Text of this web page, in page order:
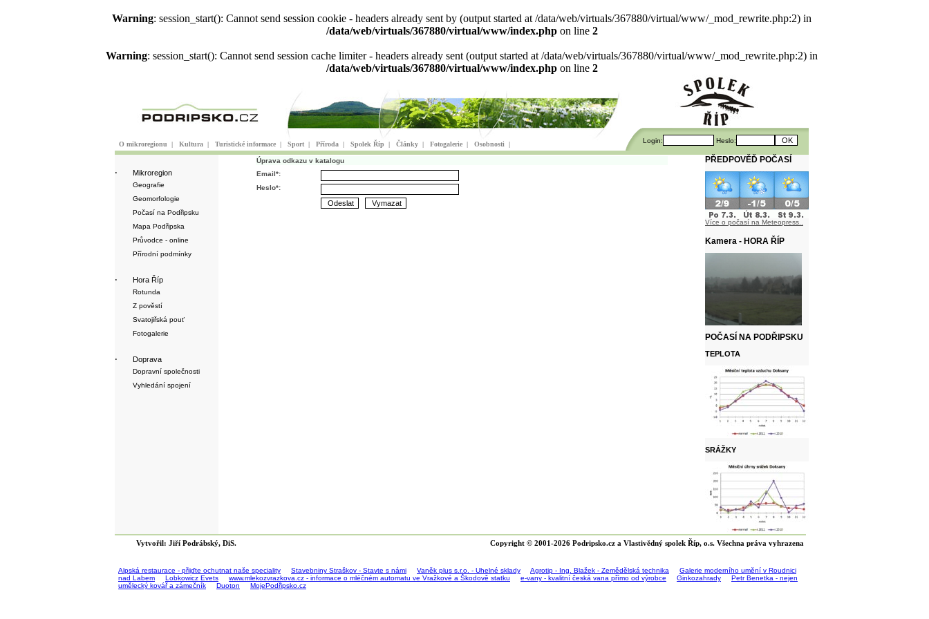
Warning: session_start(): Cannot send session cookie - headers already sent by (output started at /data/web/virtuals/367880/virtual/www/_mod_rewrite.php:2) in
/data/web/virtuals/367880/virtual/www/index.phpon line 2
Warning: session_start(): Cannot send session cache limiter - headers already sent (output started at /data/web/virtuals/367880/virtual/www/_mod_rewrite.php:2) in
/data/web/virtuals/367880/virtual/www/index.phpon line 2
O mikroregionu | Kultura | Turistické informace | Sport | Příroda | Spolek Říp | Články | Fotogalerie | Osobnosti | Login: Heslo:
· Mikroregion
Geografie
Geomorfologie
Počasí na Podřipsku
Mapa Podřipska
Průvodce - online
Přírodní podmínky
· Hora Říp
Rotunda
Z pověstí
Svatojiřská pouť
Fotogalerie
· Doprava
Dopravní společnosti
Vyhledání spojení
Úprava odkazu v katalogu
Email*:
Heslo*:
PŘEDPOVĚĎ POČASÍ
Více o počasí na Meteopress..
Kamera - HORA ŘÍP
POČASÍ NA PODŘIPSKU
TEPLOTA
SRÁŽKY
Vytvořil: Jiří Podrábský, DiS. Copyright © 2001-2026 Podripsko.cz a Vlastivědný spolek Říp, o.s. Všechna práva vyhrazena
Alpská restaurace - přijďte ochutnat naše speciality Stavebniny Straškov - Stavte s námi Vaněk plus s.r.o. - Uhelné sklady Agrotip - Ing. Blažek - Zemědělská technika
Galerie moderního umění v Roudnici
nad Labem
Lobkowicz Evets www.mlekozvrazkova.cz - informace o mléčném automatu ve Vražkové a Škodově statku e-vany - kvalitní česká vana přímo od výrobce Ginkozahrady
Petr Benetka - nejen
umělecký kovář a zámečník
Duoton MojePodřipsko.cz